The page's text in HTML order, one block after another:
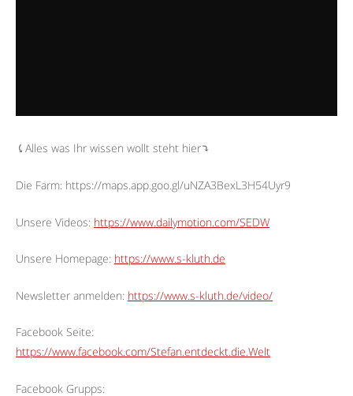
⤹Alles was Ihr wissen wollt steht hier⤵︎
Die Farm: https://maps.app.goo.gl/uNZA3BexL3H54Uyr9
Unsere Videos: https://www.dailymotion.com/SEDW
Unsere Homepage: https://www.s-kluth.de
Newsletter anmelden: https://www.s-kluth.de/video/
Facebook Seite:
https://www.facebook.com/Stefan.entdeckt.die.Welt
Facebook Grupps: